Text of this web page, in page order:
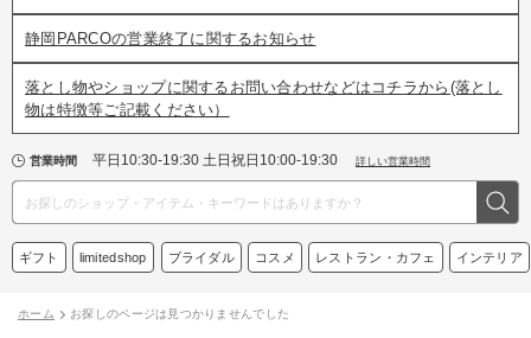
静岡PARCOの営業終了に関するお知らせ
落とし物やショップに関するお問い合わせなどはコチラから(落とし
物は特徴等ご記載ください）
営業時間 平日10:30-19:30 土日祝日10:00-19:30 詳しい営業時間
ギフト limitedshop ブライダル コスメ レストラン・カフェ インテリア
ホーム お探しのページは見つかりませんでした